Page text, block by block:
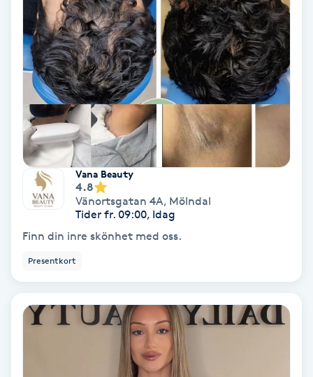
Hollywood Peel
Hot Stone Massage
Hot yoga
Hudföryngring
Huduppstramning
Hyperhidros
Vana Beauty
4.8
Vänortsgatan 4A, Mölndal
Tider fr. 09:00, Idag
Finn din inre skönhet med oss.
Presentkort